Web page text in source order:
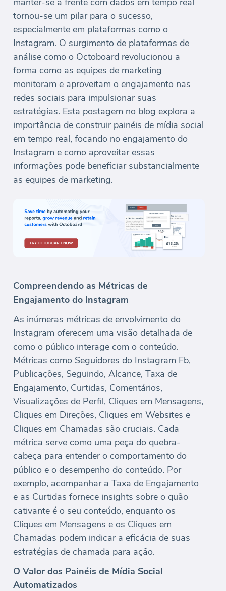
tornou-se um pilar para o sucesso,
especialmente em plataformas como o
Instagram. O surgimento de plataformas de
análise como o Octoboard revolucionou a
forma como as equipes de marketing
monitoram e aproveitam o engajamento nas
redes sociais para impulsionar suas
estratégias. Esta postagem no blog explora a
importância de construir painéis de mídia social
em tempo real, focando no engajamento do
Instagram e como aproveitar essas
informações pode beneficiar substancialmente
as equipes de marketing.
Compreendendo as Métricas de
Engajamento do Instagram
As inúmeras métricas de envolvimento do
Instagram oferecem uma visão detalhada de
como o público interage com o conteúdo.
Métricas como Seguidores do Instagram Fb,
Publicações, Seguindo, Alcance, Taxa de
Engajamento, Curtidas, Comentários,
Visualizações de Perfil, Cliques em Mensagens,
Cliques em Direções, Cliques em Websites e
Cliques em Chamadas são cruciais. Cada
métrica serve como uma peça do quebra-
cabeça para entender o comportamento do
público e o desempenho do conteúdo. Por
exemplo, acompanhar a Taxa de Engajamento
e as Curtidas fornece insights sobre o quão
cativante é o seu conteúdo, enquanto os
Cliques em Mensagens e os Cliques em
Chamadas podem indicar a eficácia de suas
estratégias de chamada para ação.
O Valor dos Painéis de Mídia Social
Automatizados